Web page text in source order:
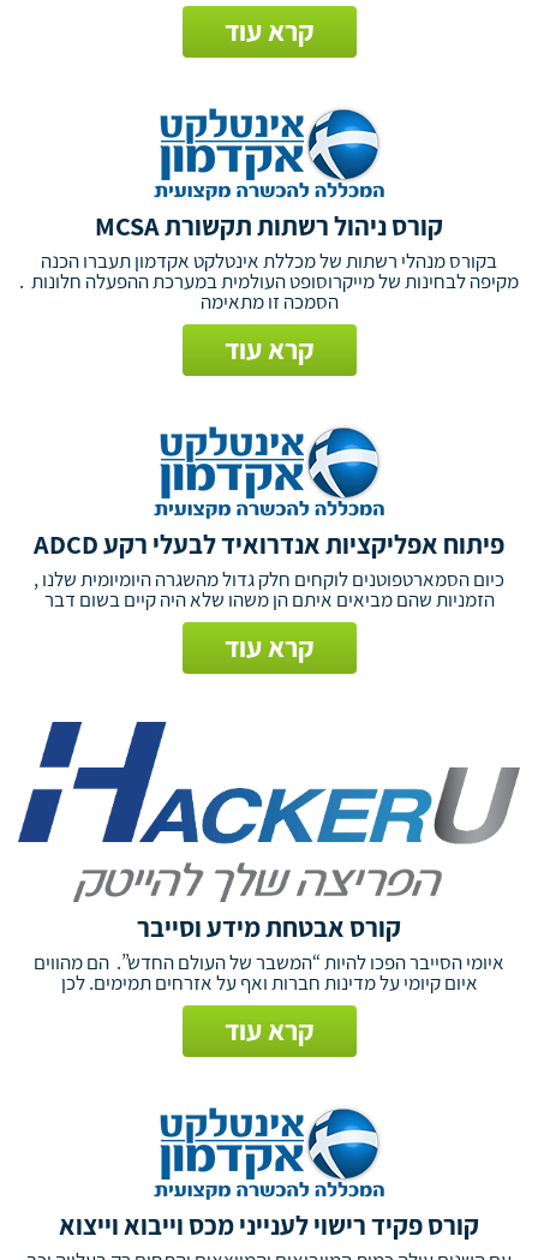
קרא עוד
קורס ניהול רשתות תקשורת MCSA
בקורס מנהלי רשתות של מכללת אינטלקט אקדמון תעברו הכנה
מקיפה לבחינות של מייקרוסופט העולמית במערכת ההפעלה חלונות .
הסמכה זו מתאימה
קרא עוד
פיתוח אפליקציות אנדרואיד לבעלי רקע ADCD
כיום הסמארטפוטנים לוקחים חלק גדול מהשגרה היומיומית שלנו ,
הזמניות שהם מביאים איתם הן משהו שלא היה קיים בשום דבר
קרא עוד
קורס אבטחת מידע וסייבר
איומי הסייבר הפכו להיות “המשבר של העולם החדש”. הם מהווים
איום קיומי על מדינות חברות ואף על אזרחים תמימים. לכן
קרא עוד
קורס פקיד רישוי לענייני מכס וייבוא וייצוא